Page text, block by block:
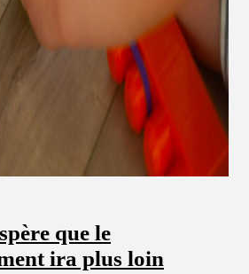
que le
ira plus loin